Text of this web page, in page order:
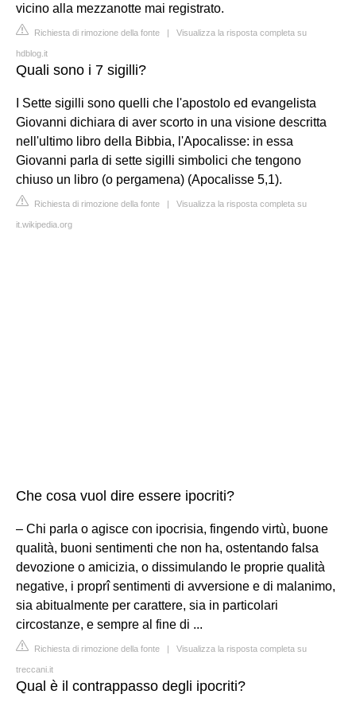
vicino alla mezzanotte mai registrato.
Richiesta di rimozione della fonte | Visualizza la risposta completa su
hdblog.it
Quali sono i 7 sigilli?
I Sette sigilli sono quelli che l'apostolo ed evangelista
Giovanni dichiara di aver scorto in una visione descritta
nell'ultimo libro della Bibbia, l'Apocalisse: in essa
Giovanni parla di sette sigilli simbolici che tengono
chiuso un libro (o pergamena) (Apocalisse 5,1).
Richiesta di rimozione della fonte | Visualizza la risposta completa su
it.wikipedia.org
Che cosa vuol dire essere ipocriti?
– Chi parla o agisce con ipocrisia, fingendo virtù, buone
qualità, buoni sentimenti che non ha, ostentando falsa
devozione o amicizia, o dissimulando le proprie qualità
negative, i proprî sentimenti di avversione e di malanimo,
sia abitualmente per carattere, sia in particolari
circostanze, e sempre al fine di ...
Richiesta di rimozione della fonte | Visualizza la risposta completa su
treccani.it
Qual è il contrappasso degli ipocriti?